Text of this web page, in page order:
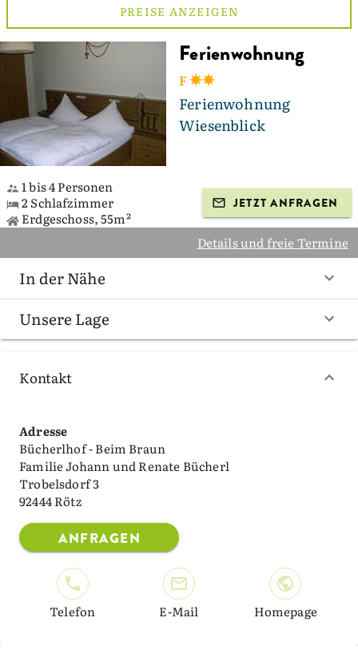
PREISE ANZEIGEN
Ferienwohnung
F
Ferienwohnung
Wiesenblick
1 bis 4 Personen
2 Schlafzimmer
Erdgeschoss, 55m²
JETZT ANFRAGEN
Details und freie Termine
In der Nähe
Unsere Lage
Kontakt
Adresse
Bücherlhof - Beim Braun
Familie Johann und Renate Bücherl
Trobelsdorf 3
92444 Rötz
ANFRAGEN
Telefon E-Mail Homepage